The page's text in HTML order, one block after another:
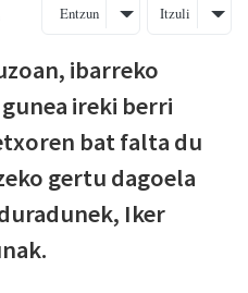
Entzun Itzuli
ibarreko
ireki berri
bat falta du
gertu dagoela
Iker